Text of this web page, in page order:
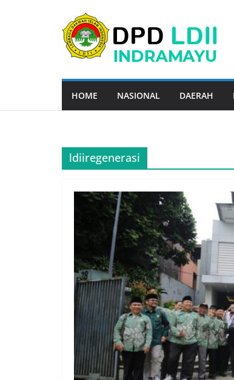
HOME NASIONAL DAERAH
ldiiregenerasi